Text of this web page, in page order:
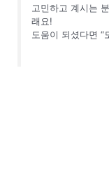
고민하고 계시는
래요!
도움이 되셨다면 “